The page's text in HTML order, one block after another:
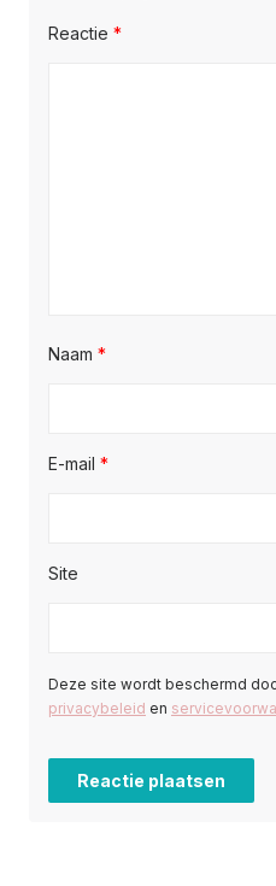
Reactie *
Naam *
E-mail *
Site
Deze site wordt beschermd
privacybeleid en